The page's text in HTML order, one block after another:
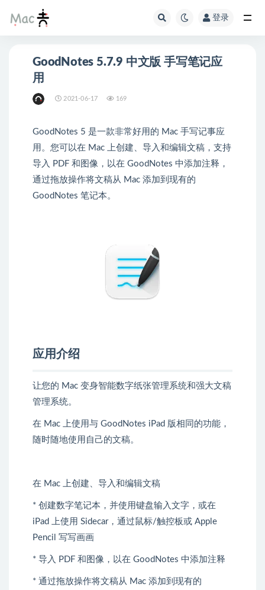
登录
GoodNotes 5.7.9 中文版 手写笔记应
用
2021-06-17 169
GoodNotes 5 是一款非常好用的 Mac 手写记事应
用。您可以在 Mac 上创建、导入和编辑文稿，支持
导入 PDF 和图像，以在 GoodNotes 中添加注释，
通过拖放操作将文稿从 Mac 添加到现有的
GoodNotes 笔记本。
应用介绍
让您的 Mac 变身智能数字纸张管理系统和强大文稿
管理系统。
在 Mac 上使用与 GoodNotes iPad 版相同的功能，
随时随地使用自己的文稿。
在 Mac 上创建、导入和编辑文稿
* 创建数字笔记本，并使用键盘输入文字，或在
iPad 上使用 Sidecar，通过鼠标/触控板或 Apple
Pencil 写写画画
* 导入 PDF 和图像，以在 GoodNotes 中添加注释
* 通过拖放操作将文稿从 Mac 添加到现有的